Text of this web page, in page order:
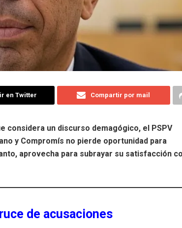
en Twitter Compartir por mail
considera un discurso demagógico, el PSPV
y Compromís no pierde oportunidad para
aprovecha para subrayar su satisfacción
de acusaciones